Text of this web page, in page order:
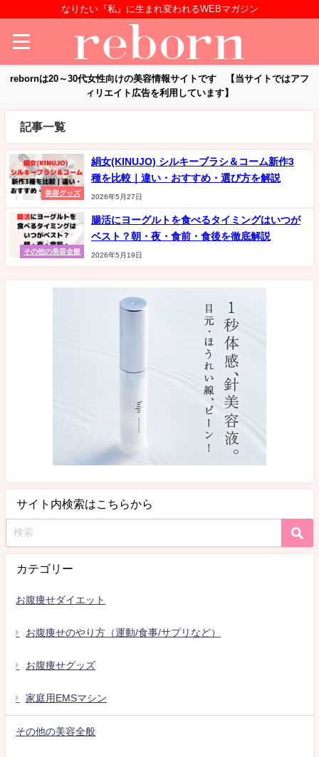
なりたい『私』に生まれ変われるWEBマガジン
rebornは20～30代女性向けの美容情報サイトです 【当サイトではアフ
ィリエイト広告を利用しています】
記事一覧
美容グッズ
絹女(KINUJO) シルキーブラシ＆コーム新作3
種を比較｜違い・おすすめ・選び方を解説
2026年5月27日
その他の美容全般
腸活にヨーグルトを食べるタイミングはいつが
ベスト？朝・夜・食前・食後を徹底解説
2026年5月19日
サイト内検索はこちらから
カテゴリー
お腹痩せダイエット
お腹痩せのやり方（運動/食事/サプリなど）
お腹痩せグッズ
家庭用EMSマシン
その他の美容全般